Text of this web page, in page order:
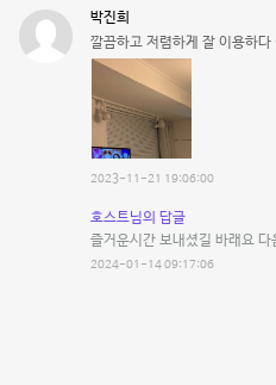
박진희
깔끔하고 저렴하게 잘 이용하다
2023-11-21 19:06:00
호스트님의 답글
즐거운시간 보내셨길 바래요
2024-01-14 09:17:06